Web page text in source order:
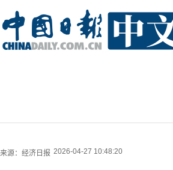
来源： 经济日报 2026-04-27 10:48:20